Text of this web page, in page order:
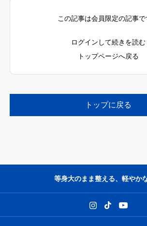
この記事は会員限定の記事で
ログインして続きを読む
トップページへ戻る
トップに戻る
等身大のまま整える、軽やか